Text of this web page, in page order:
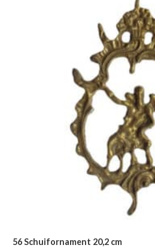
56 Schuifornament 20,2 cm